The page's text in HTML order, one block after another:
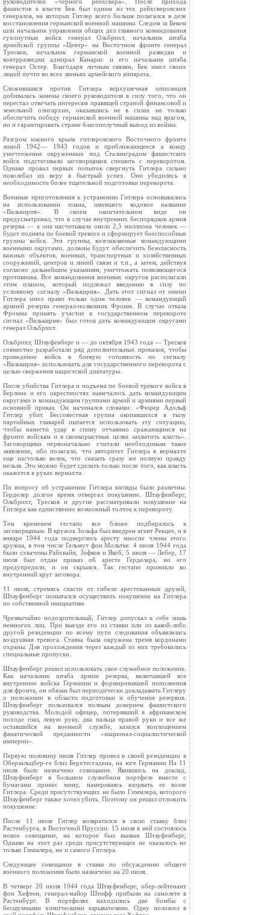
фашистов к власти Бек был одним из тех рейхсверовских
генералов, на которых Гитлер всего больше полагался в деле
восстановления германской военной машины. Следом за Беком
шли начальник управления общих дел главного командования
сухопутных войск генерал Ольбрихт, начальник штаба
армейской группы «Центр» на Восточном фронте генерал
Тресков, начальник германской военной разведки и
контрразведки адмирал Канарис и его начальник штаба
генерал Остер. Благодаря личным связям, Бек имел своих
людей почти во всех звеньях армейского аппарата.
Сложившаяся против Гитлера верхушечная оппозиция
добивалась замены своего руководителя в силу того, что он
перестал отвечать интересам правящей страной финансовой и
земельной олигархии, оказавшись не в силах не только
обеспечить победу германской военной машины над врагом,
но и гарантировать стране благополучный выход из войны.
Разгром южного крыла гитлеровского Восточного фронта
зимой 1942— 1943 годов и приближающееся к концу
уничтожение окруженных под Сталинградом фашистских
войск подстегивали заговорщиков спешить с переворотом.
Однако провал первых попыток свергнуть Гитлера сильно
поколебал их веру в быстрый успех. Они убедились в
необходимости более тщательной подготовки переворота.
Военные приготовления к устранению Гитлера основывались
на использовании плана, имевшего кодовое название
«Валькирия». В своем окончательном виде он
предусматривал, что в случае внутренних беспорядков армия
резерва — а она насчитывала около 2,5 миллиона человек —
будет поднята по боевой тревоге и сформирует боеспособные
группы войск. Эти группы, возглавляемые командующими
военными округами, должны будут обеспечить безопасность
важных объектов, военных, транспортных и хозяйственных
сооружений, центров и линий связи и т.п., а затем, действуя
согласно дальнейшим указаниям, уничтожать появляющегося
противника. Все командования военных округов располагали
этим планом, который подлежал введению в силу по
условному сигналу «Валькирия». Дать этот сигнал от имени
Гитлера имел право только один человек — командующий
армией резерва генерал‑полковник Фромм. В случае отказа
Фромма принять участие в государственном перевороте
сигнал «Валькирия» был готов дать командующим округами
генерал Ольбрихт.
Ольбрихт, Штауфенберг и — до октября 1943 года — Тресков
совместно разработали ряд дополнительных приказов, чтобы
приведение войск в боевую готовность по сигналу
«Валькирия» использовать для государственного переворота с
целью свержения нацистской диктатуры.
После убийства Гитлера и подъема по боевой тревоге войск в
Берлине и его окрестностях намечалось дать командующим
округами и командующим группами армий и армиями первый
основной приказ. Он начинался словами: «Фюрер Адольф
Гитлер убит. Бессовестная группа окопавшихся в тылу
партийных главарей пытается использовать эту ситуацию,
чтобы нанести удар в спину отчаянно сражающимся на
фронте войскам и в своекорыстных целях захватить власть».
Заговорщики первоначально считали необходимым такое
заявление, ибо полагали, что авторитет Гитлера в вермахте
еще настолько велик, что сказать сразу же полную правду
нельзя. Это можно будет сделать только после того, как власть
окажется в руках вермахта.
По вопросу об устранении Гитлера взгляды были различны.
Герделер долгое время отвергал покушение. Штауфенберг,
Ольбрихт, Тресков и другие рассматривали покушение на
Гитлера как единственно возможный толчок к перевороту.
Тем временем гестапо все ближе подбиралось к
заговорщикам. В кружок Зольфа был внедрен агент Рекцее, и в
январе 1944 года подверглись аресту многие члены этого
кружка, в том числе Гельмут фон Мольтке. 4 июля 1944 года
были схвачены Райхвайн, Зефков и Якоб, 5 июля — Лебер, 17
июля был отдан приказ об аресте Герделера, но его
предупредили, и он скрылся. Так гестапо проникло во
внутренний круг заговора.
11 июля, стремясь спасти от гибели арестованных друзей,
Штауфенберг попытался осуществить покушение на Гитлера
по собственной инициативе.
Чрезвычайно подозрительный, Гитлер допускал к себе лишь
немногих лиц. При выезде его из ставки или из какой‑либо
другой резиденции по всему пути следования объявлялась
воздушная тревога. Ставка была окружена тремя кордонами
охраны. Для прохождения через каждый из них требовались
специальные пропуски.
Штауфенберг решил использовать свое служебное положение.
Как начальник штаба армии резерва, включавшей все
внутренние войска Германии и формировавшей пополнения
для фронта, он обязан был периодически докладывать Гитлеру
о положении в области подготовки и обучения резервов.
Штауфенберг пользовался полным доверием фашистского
руководства. Молодой офицер, потерявший в африканском
походе глаз, левую руку, два пальца правой руки и все же
оставшийся на военной службе, казался воплощением
фанатической преданности «национал‑социалистической
империи».
Первую половину июля Гитлер провел в своей резиденции в
Оберзальцбер‑ге близ Берхтесгадена, на юге Германии На 11
июля было назначено совещание. Явившись на доклад,
Штауфенберг в большом служебном портфеле вместе с
бумагами принес мину, намереваясь взорвать ее возле
Гитлера. Среди присутствующих не было Гиммлера, которого
Штауфенберг также хотел убить. Поэтому он решил отложить
покушение.
После 11 июля Гитлер возвратился в свою ставку близ
Растенбурга, в Восточной Пруссии. 15 июля в ней состоялось
новое совещание, на которое был вызван Штауфенберг,
Однако на этот раз среди присутствующих не оказалось не
только Гиммлера, но и самого Гитлера.
Следующее совещание в ставке по обсуждению общего
военного положения было назначено на 20 июля.
В четверг 20 июля 1944 года Штауфенберг, обер‑лейтенант
фон Хефтен, генерал‑майор Штифф прибыли на самолете в
Растенбург. В портфелях находились две бомбы с
бесшумными химическими взрывателями. Одну положил в